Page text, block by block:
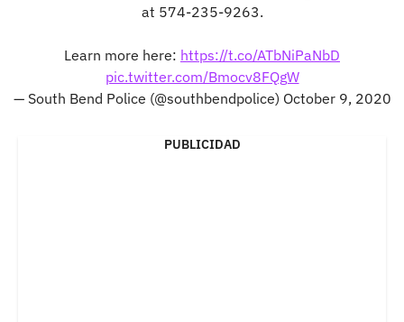
at 574-235-9263.
Learn more here: https://t.co/ATbNiPaNbD
pic.twitter.com/Bmocv8FQgW
— South Bend Police (@southbendpolice) October 9, 2020
PUBLICIDAD